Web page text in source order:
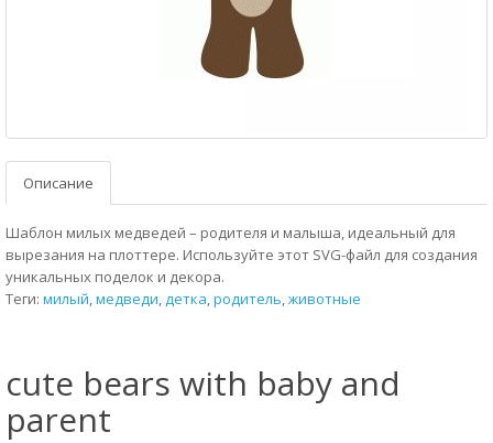
Описание
Шаблон милых медведей – родителя и малыша, идеальный для
вырезания на плоттере. Используйте этот SVG-файл для создания
уникальных поделок и декора.
Теги: милый,медведи,детка,родитель,животные
cute bears with baby and
parent